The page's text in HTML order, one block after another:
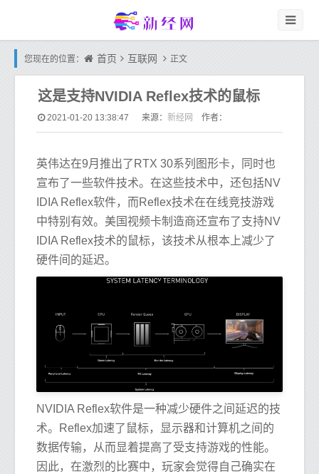
您现在的位置： 首页 互联网 正文
这是支持NVIDIA Reflex技术的鼠标
2021-01-20 13:38:47 来源： 新经网 作者：
英伟达在9月推出了RTX 30系列图形卡，同时也
宣布了一些软件技术。在这些技术中，还包括NV
IDIA Reflex软件，而Reflex技术在在线竞技游戏
中特别有效。美国视频卡制造商还宣布了支持NV
IDIA Reflex技术的鼠标，该技术从根本上减少了
硬件间的延迟。
NVIDIA Reflex软件是一种减少硬件之间延迟的技
术。Reflex加速了鼠标，显示器和计算机之间的
数据传输，从而显着提高了受支持游戏的性能。
因此，在激烈的比赛中，玩家会觉得自己确实在